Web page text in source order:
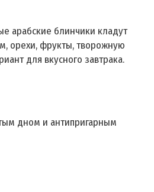
арабские блинчики кладут
орехи, фрукты, творожную
для вкусного завтрака.
дном и антипригарным